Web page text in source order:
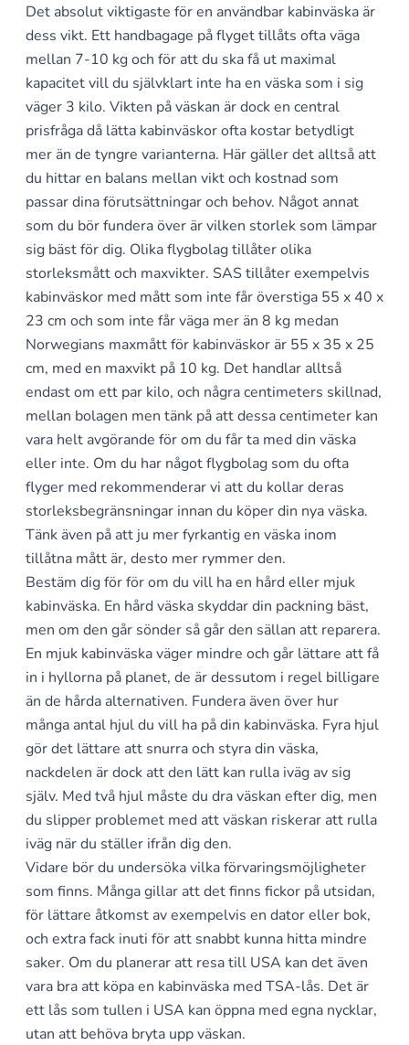
Det absolut viktigaste för en användbar kabinväska är
dess vikt. Ett handbagage på flyget tillåts ofta väga
mellan 7-10 kg och för att du ska få ut maximal
kapacitet vill du självklart inte ha en väska som i sig
väger 3 kilo. Vikten på väskan är dock en central
prisfråga då lätta kabinväskor ofta kostar betydligt
mer än de tyngre varianterna. Här gäller det alltså att
du hittar en balans mellan vikt och kostnad som
passar dina förutsättningar och behov. Något annat
som du bör fundera över är vilken storlek som lämpar
sig bäst för dig. Olika flygbolag tillåter olika
storleksmått och maxvikter. SAS tillåter exempelvis
kabinväskor med mått som inte får överstiga 55 x 40 x
23 cm och som inte får väga mer än 8 kg medan
Norwegians maxmått för kabinväskor är 55 x 35 x 25
cm, med en maxvikt på 10 kg. Det handlar alltså
endast om ett par kilo, och några centimeters skillnad,
mellan bolagen men tänk på att dessa centimeter kan
vara helt avgörande för om du får ta med din väska
eller inte. Om du har något flygbolag som du ofta
flyger med rekommenderar vi att du kollar deras
storleksbegränsningar innan du köper din nya väska.
Tänk även på att ju mer fyrkantig en väska inom
tillåtna mått är, desto mer rymmer den.
Bestäm dig för för om du vill ha en hård eller mjuk
kabinväska. En hård väska skyddar din packning bäst,
men om den går sönder så går den sällan att reparera.
En mjuk kabinväska väger mindre och går lättare att få
in i hyllorna på planet, de är dessutom i regel billigare
än de hårda alternativen. Fundera även över hur
många antal hjul du vill ha på din kabinväska. Fyra hjul
gör det lättare att snurra och styra din väska,
nackdelen är dock att den lätt kan rulla iväg av sig
själv. Med två hjul måste du dra väskan efter dig, men
du slipper problemet med att väskan riskerar att rulla
iväg när du ställer ifrån dig den.
Vidare bör du undersöka vilka förvaringsmöjligheter
som finns. Många gillar att det finns fickor på utsidan,
för lättare åtkomst av exempelvis en dator eller bok,
och extra fack inuti för att snabbt kunna hitta mindre
saker. Om du planerar att resa till USA kan det även
vara bra att köpa en kabinväska med TSA-lås. Det är
ett lås som tullen i USA kan öppna med egna nycklar,
utan att behöva bryta upp väskan.